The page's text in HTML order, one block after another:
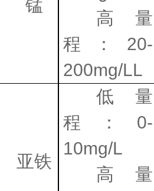
锰
高量
程： 20-
200mg/LL
亚铁
低量
程： 0-
10mg/L
高量